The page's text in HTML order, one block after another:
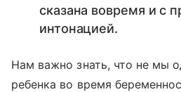
сказана вовремя и с
интонацией.
Нам важно знать, что не мы
ребенка во время